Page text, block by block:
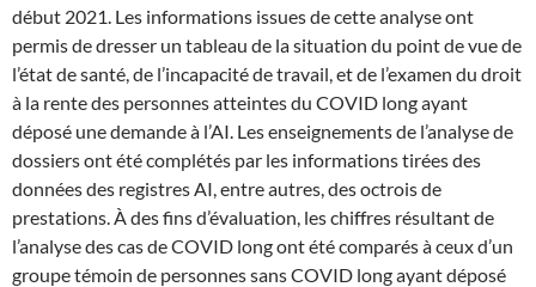
début 2021. Les informations issues de cette analyse ont
permis de dresser un tableau de la situation du point de vue de
l’état de santé, de l’incapacité de travail, et de l’examen du droit
à la rente des personnes atteintes du COVID long ayant
déposé une demande à l’AI. Les enseignements de l’analyse de
dossiers ont été complétés par les informations tirées des
données des registres AI, entre autres, des octrois de
prestations. À des fins d’évaluation, les chiffres résultant de
l’analyse des cas de COVID long ont été comparés à ceux d’un
groupe témoin de personnes sans COVID long ayant déposé